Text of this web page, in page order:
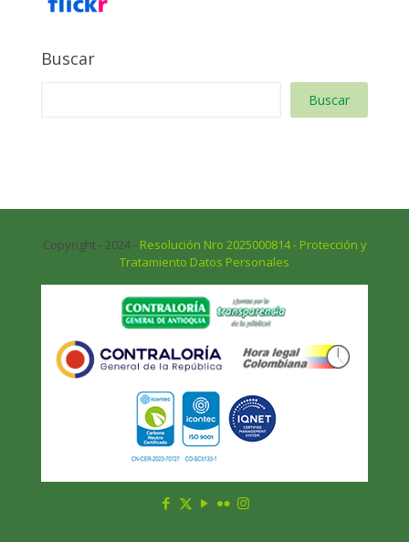
Buscar
Buscar
Copyright - 2024 - Resolución Nro 2025000814 - Protección y
Tratamiento Datos Personales